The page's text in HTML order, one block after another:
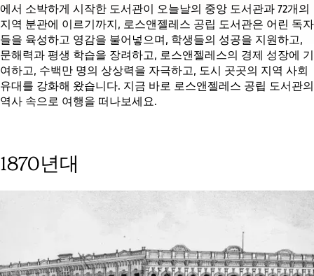
에서 소박하게 시작한 도서관이 오늘날의 중앙 도서관과 72개의
지역 분관에 이르기까지, 로스앤젤레스 공립 도서관은 어린 독자
들을 육성하고 영감을 불어넣으며, 학생들의 성공을 지원하고,
문해력과 평생 학습을 장려하고, 로스앤젤레스의 경제 성장에 기
여하고, 수백만 명의 상상력을 자극하고, 도시 곳곳의 지역 사회
유대를 강화해 왔습니다. 지금 바로 로스앤젤레스 공립 도서관의
역사 속으로 여행을 떠나보세요.
1870년대